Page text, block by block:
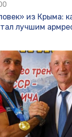
из Крыма:
лучшим